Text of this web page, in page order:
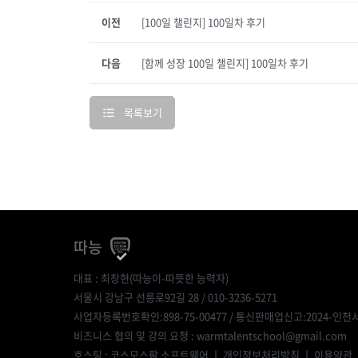
이전 [100일 챌린지] 100일차 후기
[함께 성장 100일 챌린지] 100일차 후기
다음
목록보기
따능
대표 : 최창현(따능이-따뜻한 능력자)
서울시 강남구 선릉로92길 28 / 010-3236-5271
사업자등록번호확인:898-75-00477 / 통신판매업신고:2024-인천
비즈니스 협의 및 강의 요청 : warmtalentschool@gmail.com
호스팅 : 코스모스팜 소프트웨어 ㅣ 개인정보처리방침 ㅣ 이용약관